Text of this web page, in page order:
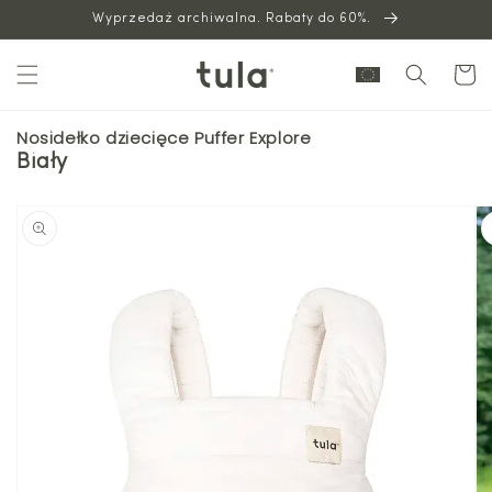
Wyprzedaż archiwalna. Rabaty do 60%.
Wózek
Nosidełko dziecięce Puffer Explore
Biały
Przejdź
informacji